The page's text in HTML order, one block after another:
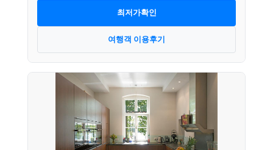
최저가확인
여행객 이용후기